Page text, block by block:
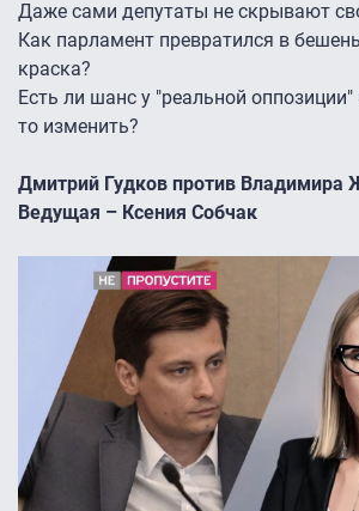
Даже сами депутаты не скрывают
Как парламент превратился в
краска?
Есть ли шанс у "реальной
то изменить?
Дмитрий Гудков против Владимира
Ведущая – Ксения Собчак